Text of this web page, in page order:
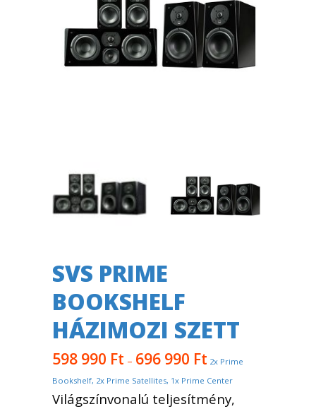
SVS PRIME
BOOKSHELF
HÁZIMOZI SZETT
598 990 Ft – 696 990 Ft 2x Prime
Bookshelf, 2x Prime Satellites, 1x Prime Center
Világszínvonalú teljesítmény,